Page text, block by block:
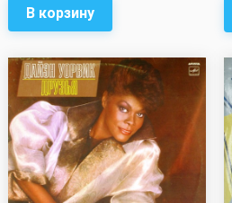
В корзину